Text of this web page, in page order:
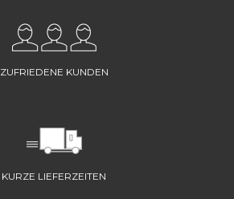
ZUFRIEDENE KUNDEN
KURZE LIEFERZEITEN